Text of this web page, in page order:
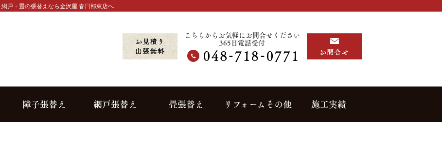
戸・畳の張替えなら金沢屋 春日部東店へ
こちらからお気軽にお問合せください
365日電話受付
障子張替え 網戸張替え 畳張替え リフォームその他 施工実績